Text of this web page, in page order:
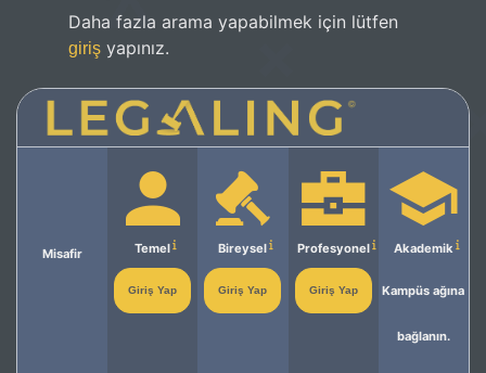
Daha fazla arama yapabilmek için lütfen
giriş yapınız.
Misafir Temel
Giriş Yap
Bireysel
Giriş Yap
Profesyonel
Giriş Yap
Akademik
Kampüs ağına
bağlanın.